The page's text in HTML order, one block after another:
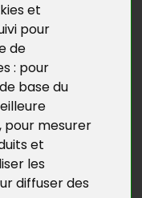
et
pour
de
: pour
base du
, pour mesurer
et
les
diffuser des
la